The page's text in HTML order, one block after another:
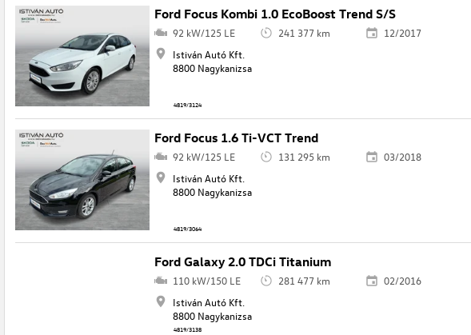
Ford Focus Kombi 1.0 EcoBoost Trend S/S
92 kW/125 LE 241 377 km
12/2017
Istiván Autó Kft.
8800 Nagykanizsa
4819/3124
Ford Focus 1.6 Ti-VCT Trend
92 kW/125 LE 131 295 km
03/2018
Istiván Autó Kft.
8800 Nagykanizsa
4819/3064
Ford Galaxy 2.0 TDCi Titanium
110 kW/150 LE 281 477 km
02/2016
Istiván Autó Kft.
8800 Nagykanizsa
4819/3138